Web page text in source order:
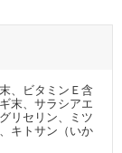
、ビタミンＥ含
末、サラシアエ
リセリン、ミツ
キトサン（いか